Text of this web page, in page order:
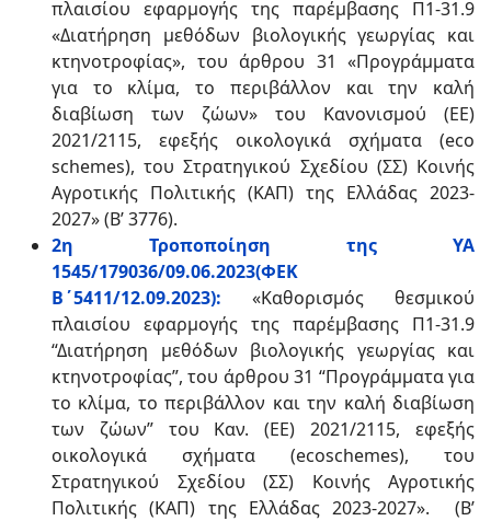
πλαισίου εφαρμογής της παρέμβασης Π1-31.9
«Διατήρηση μεθόδων βιολογικής γεωργίας και
κτηνοτροφίας», του άρθρου 31 «Προγράμματα
για το κλίμα, το περιβάλλον και την καλή
διαβίωση των ζώων» του Κανονισμού (ΕΕ)
2021/2115, εφεξής οικολογικά σχήματα (eco
schemes), του Στρατηγικού Σχεδίου (ΣΣ) Κοινής
Αγροτικής Πολιτικής (ΚΑΠ) της Ελλάδας 2023-
2027» (Β’ 3776).
2η Τροποποίηση της ΥΑ
1545/179036/09.06.2023(ΦΕΚ
Β΄5411/12.09.2023): «Καθορισμός θεσμικού
πλαισίου εφαρμογής της παρέμβασης Π1-31.9
“Διατήρηση μεθόδων βιολογικής γεωργίας και
κτηνοτροφίας”, του άρθρου 31 “Προγράμματα για
το κλίμα, το περιβάλλον και την καλή διαβίωση
των ζώων” του Καν. (ΕΕ) 2021/2115, εφεξής
οικολογικά σχήματα (ecoschemes), του
Στρατηγικού Σχεδίου (ΣΣ) Κοινής Αγροτικής
Πολιτικής (ΚΑΠ) της Ελλάδας 2023-2027». (Β’